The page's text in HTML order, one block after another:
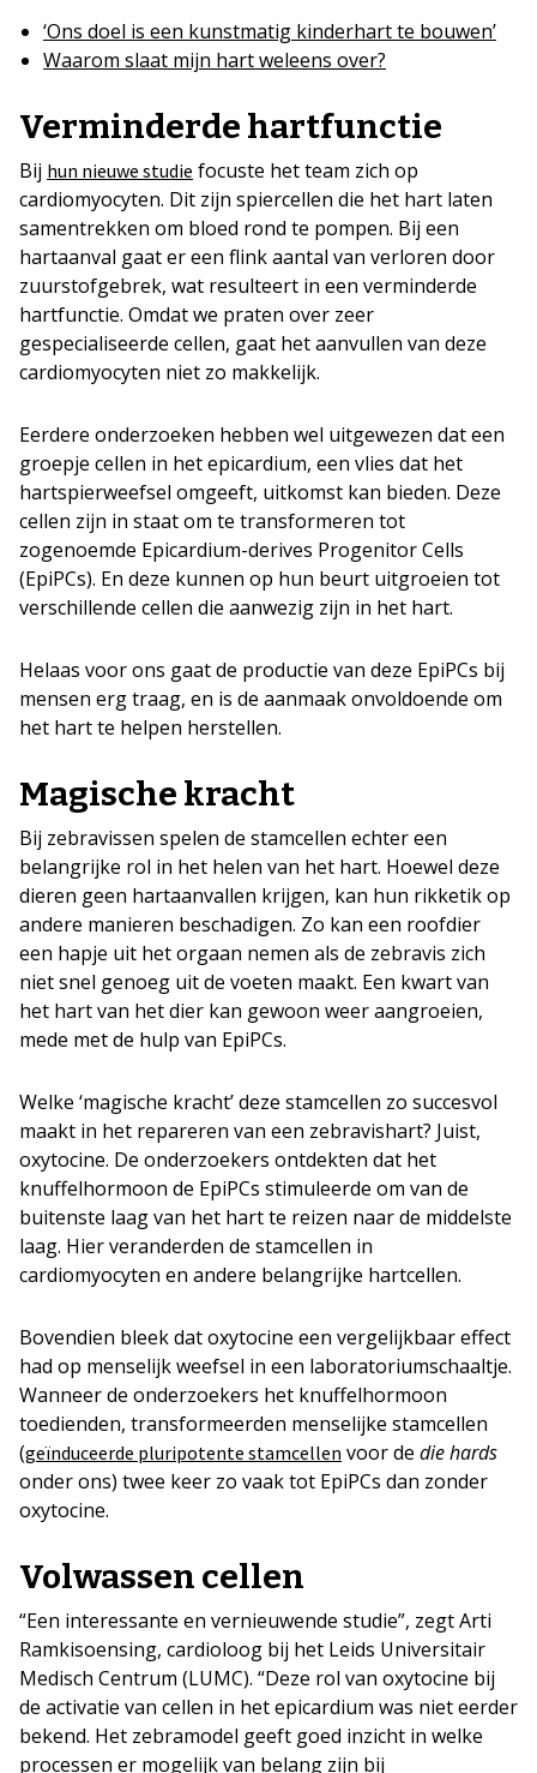
‘Ons doel is een kunstmatig kinderhart te bouwen’
Waarom slaat mijn hart weleens over?
Verminderde hartfunctie
Bij hun nieuwe studie focuste het team zich op
cardiomyocyten. Dit zijn spiercellen die het hart laten
samentrekken om bloed rond te pompen. Bij een
hartaanval gaat er een flink aantal van verloren door
zuurstofgebrek, wat resulteert in een verminderde
hartfunctie. Omdat we praten over zeer
gespecialiseerde cellen, gaat het aanvullen van deze
cardiomyocyten niet zo makkelijk.
Eerdere onderzoeken hebben wel uitgewezen dat een
groepje cellen in het epicardium, een vlies dat het
hartspierweefsel omgeeft, uitkomst kan bieden. Deze
cellen zijn in staat om te transformeren tot
zogenoemde Epicardium-derives Progenitor Cells
(EpiPCs). En deze kunnen op hun beurt uitgroeien tot
verschillende cellen die aanwezig zijn in het hart.
Helaas voor ons gaat de productie van deze EpiPCs bij
mensen erg traag, en is de aanmaak onvoldoende om
het hart te helpen herstellen.
Magische kracht
Bij zebravissen spelen de stamcellen echter een
belangrijke rol in het helen van het hart. Hoewel deze
dieren geen hartaanvallen krijgen, kan hun rikketik op
andere manieren beschadigen. Zo kan een roofdier
een hapje uit het orgaan nemen als de zebravis zich
niet snel genoeg uit de voeten maakt. Een kwart van
het hart van het dier kan gewoon weer aangroeien,
mede met de hulp van EpiPCs.
Welke ‘magische kracht’ deze stamcellen zo succesvol
maakt in het repareren van een zebravishart? Juist,
oxytocine. De onderzoekers ontdekten dat het
knuffelhormoon de EpiPCs stimuleerde om van de
buitenste laag van het hart te reizen naar de middelste
laag. Hier veranderden de stamcellen in
cardiomyocyten en andere belangrijke hartcellen.
Bovendien bleek dat oxytocine een vergelijkbaar effect
had op menselijk weefsel in een laboratoriumschaaltje.
Wanneer de onderzoekers het knuffelhormoon
toedienden, transformeerden menselijke stamcellen
(geïnduceerde pluripotente stamcellen voor de die hards
onder ons) twee keer zo vaak tot EpiPCs dan zonder
oxytocine.
Volwassen cellen
“Een interessante en vernieuwende studie”, zegt Arti
Ramkisoensing, cardioloog bij het Leids Universitair
Medisch Centrum (LUMC). “Deze rol van oxytocine bij
de activatie van cellen in het epicardium was niet eerder
bekend. Het zebramodel geeft goed inzicht in welke
processen er mogelijk van belang zijn bij